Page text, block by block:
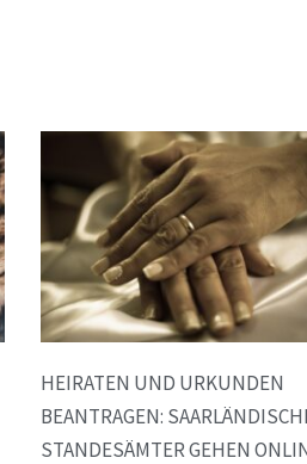
HEIRATEN UND URKUNDEN
BEANTRAGEN:
STANDESÄMTER GEHEN